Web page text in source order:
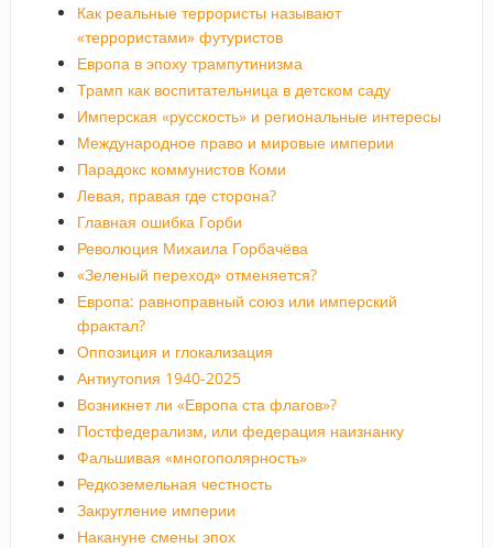
Как реальные террористы называют
«террористами» футуристов
Европа в эпоху трампутинизма
Трамп как воспитательница в детском саду
Имперская «русскость» и региональные интересы
Международное право и мировые империи
Парадокс коммунистов Коми
Левая, правая где сторона?
Главная ошибка Горби
Революция Михаила Горбачёва
«Зеленый переход» отменяется?
Европа: равноправный союз или имперский
фрактал?
Оппозиция и глокализация
Антиутопия 1940-2025
Возникнет ли «Европа ста флагов»?
Постфедерализм, или федерация наизнанку
Фальшивая «многополярность»
Редкоземельная честность
Закругление империи
Накануне смены эпох